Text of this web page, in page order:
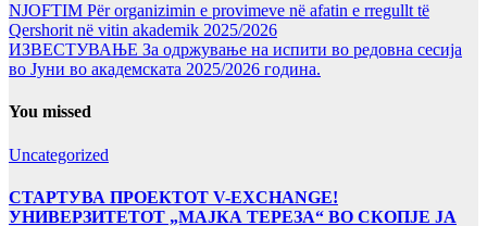
NJOFTIM Për organizimin e provimeve në afatin e rregullt të
Qershorit në vitin akademik 2025/2026
ИЗВЕСТУВАЊЕ За одржување на испити во редовна сесија
во Јуни во академската 2025/2026 година.
You missed
Uncategorized
СТАРТУВА ПРОЕКТОТ V-EXCHANGE!
УНИВЕРЗИТЕТОТ „МАЈКА ТЕРЕЗА“ ВО СКОПЈЕ ЈА